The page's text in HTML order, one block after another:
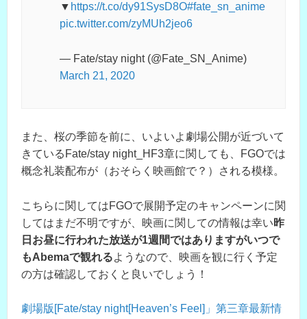
▼ https://t.co/dy91SysD8O#fate_sn_anime
pic.twitter.com/zyMUh2jeo6
— Fate/stay night (@Fate_SN_Anime)
March 21, 2020
また、桜の季節を前に、いよいよ劇場公開が近づいて
きているFate/stay night_HF3章に関しても、FGOでは
概念礼装配布が（おそらく映画館で？）される模様。
こちらに関してはFGOで展開予定のキャンペーンに関
してはまだ不明ですが、映画に関しての情報は幸い昨
日お昼に行われた放送が1週間ではありますがいつで
もAbemaで観れるようなので、映画を観に行く予定
の方は確認しておくと良いでしょう！
劇場版[Fate/stay night[Heaven’s Feel]」第三章最新情